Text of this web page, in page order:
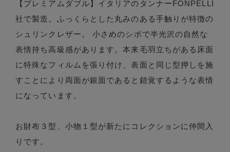
【プレミアムダブル】イタリアのタンナーFONPELLI
社で製造。ふっくらとした丸みのある手触りが特徴の
シュリンクレザー。 小さめのシボで半光沢の自然な
表情持ち高級感があります。本来毛羽立ちがある床面
に特殊なフィルムを張り付け、表面と同じ型押しを施
すことにより両面が銀面であると錯覚するような表情
になっています。
お財布３型、小物１型が新たにコレクションに仲間入
りです。